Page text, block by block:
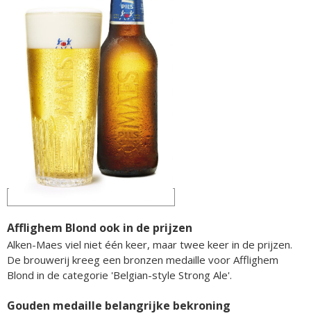
Afflighem Blond ook in de prijzen
Alken-Maes viel niet één keer, maar twee keer in de prijzen.
De brouwerij kreeg een bronzen medaille voor Afflighem
Blond in de categorie 'Belgian-style Strong Ale'.
Gouden medaille belangrijke bekroning